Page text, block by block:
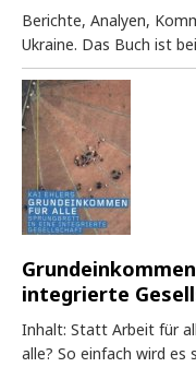
Berichte, Analyen,
Ukraine. Das Buch ist
integrierte
Inhalt: Statt Arbeit für
alle? So einfach wird es